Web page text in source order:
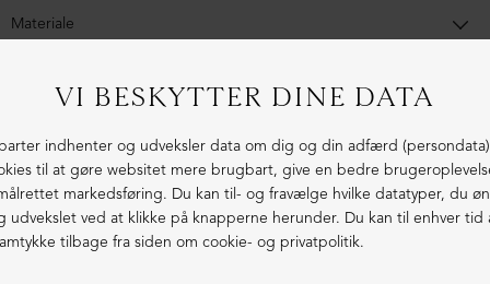
Materiale
er lavet i blandingsmaterialer af syntetisk gummi.
1-3 dages levering
Fri fragt fra 1.000,- i DK (pakkeshop)
Ekstraordinær kvalitet - produceret i Europa